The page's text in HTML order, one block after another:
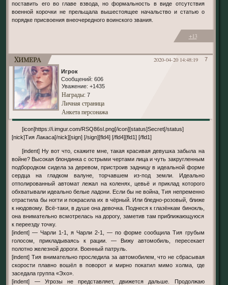
поставить его во главе взвода, но формальность в виде отсутствия
военной корочки не прельщала вышестоящее начальство и статью о
порядке присвоения внеочередного воинского звания.
+13
7
2020-04-20 14:48:19
Химера
Игрок
Сообщений: 606
Уважение: +1435
Награды: 7
Личная страница
Анкета персонажа
[icon]https://i.imgur.com/RSQ86sl.png[/icon][status]Secret[/status]
[nick]Тия Лакаса[/nick][sign] [/sign][fld4] [/fld4][fld1] [/fld1]
[indent] Ну вот что, скажите мне, такая красивая девушка забыла на
войне? Высокая блондинка с острыми чертами лица и чуть закругленным
подбородком сидела за деревом, пристроив задницу в идеальной форме
сердца на гладком валуне, торчавшем из-под земли. Идеально
отполированный автомат лежал на коленях, цевьё и приклад которого
обхватывали идеально белые ладони. Если бы не война, Тия непременно
отрастила бы ногти и покрасила их в чёрный. Или бледно-розовый, ближе
к нюдовому. Всё-таки, в душе она девочка. Поднеся к глазёнкам бинокль,
она внимательно всмотрелась на дорогу, заметив там приближающуюся
к переезду точку.
[indent] — Чарли 1-1, я Чарли 2-1, — по форме сообщила Тия грубым
голосом, прикладываясь к рации. — Вижу автомобиль, пересекает
полотно железной дороги. Военный патруль.
[indent] Тия внимательно проследила за автомобилем, что не сбрасывая
скорости плавно вошёл в поворот и мирно покатил мимо холма, где
заседала группа «Эхо».
[indent] — Угрозы не представляет, движется дальше. Продолжаю